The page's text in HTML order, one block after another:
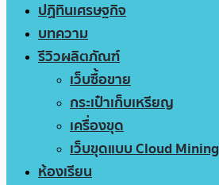
ปฏิทินเศรษฐกิจ
บทความ
รีวิวผลิตภัณฑ์
เว็บซื้อขาย
กระเป๋าเก็บเหรียญ
เครื่องขุด
เว็บขุดแบบ Cloud Mining
ห้องเรียน